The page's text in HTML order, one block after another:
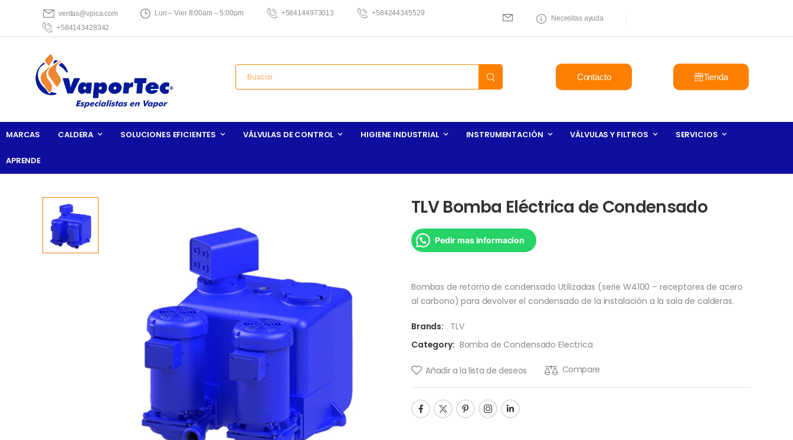
ventas@vpica.com Lun – Vier 8:00am – 5:00pm +584144973013
+584244345529
+584143428342
Necesitas ayuda
Contacto Tienda
MARCAS CALDERA SOLUCIONES EFICIENTES VÁLVULAS DE CONTROL HIGIENE INDUSTRIAL INSTRUMENTACIÓN VÁLVULAS Y FILTROS SERVICIOS
APRENDE
TLV Bomba Eléctrica de Condensado
Pedir mas informacion
Bombas de retorno de condensado Utilizadas (serie W4100 – receptores de acero
al carbono) para devolver el condensado de la instalación a la sala de calderas.
Brands:
TLV
Category: Bomba de Condensado Electrica
Añadir a la lista de deseos Compare